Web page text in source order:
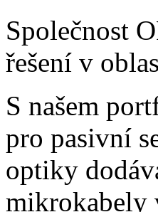
Společnost
řešení v
S našem
pro pasivní
optiky
mikrokabely